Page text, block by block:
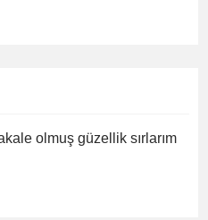
olmuş güzellik sırlarım